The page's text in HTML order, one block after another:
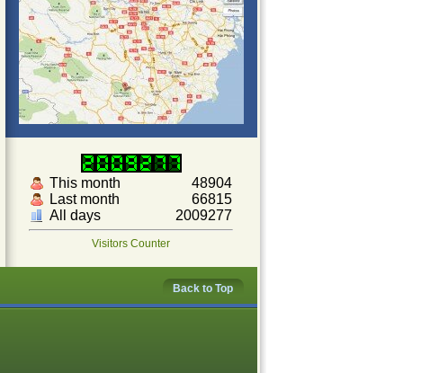
This month
48904
Last month
66815
All days
2009277
Visitors Counter
Back to Top